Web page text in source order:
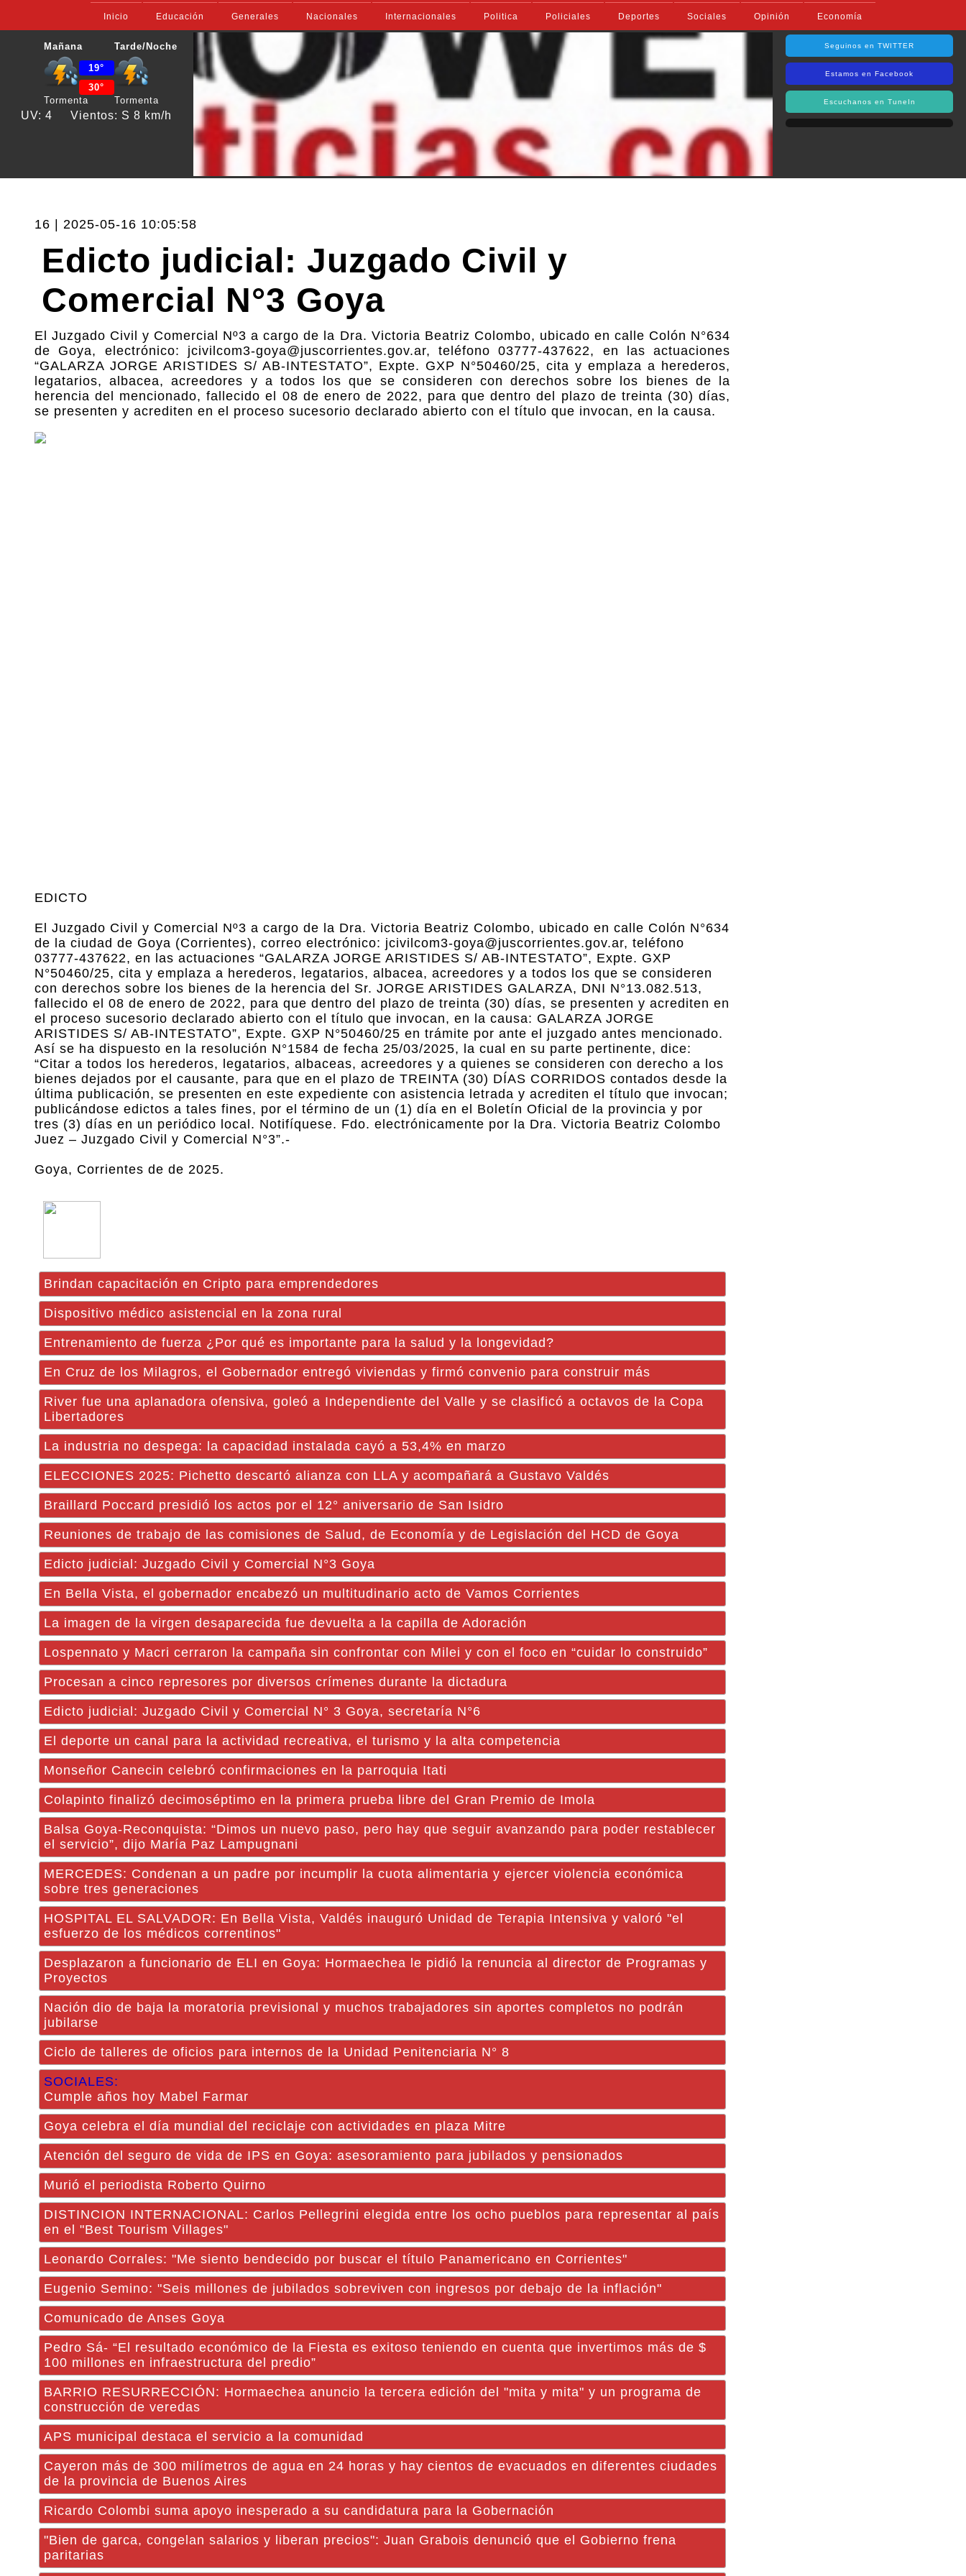
Inicio Educación Generales Nacionales Internacionales Politica Policiales Deportes Sociales Opinión Economía
Mañana
Tormenta
19°
30°
Tarde/Noche
Tormenta
UV: 4 Vientos: S 8 km/h
Seguinos en TWITTER
Estamos en Facebook
Escuchanos en TuneIn
16 | 2025-05-16 10:05:58
Edicto judicial: Juzgado Civil y
Comercial N°3 Goya
El Juzgado Civil y Comercial Nº3 a cargo de la Dra. Victoria Beatriz Colombo, ubicado en calle Colón N°634
de Goya, electrónico: jcivilcom3-goya@juscorrientes.gov.ar, teléfono 03777-437622, en las actuaciones
“GALARZA JORGE ARISTIDES S/ AB-INTESTATO”, Expte. GXP N°50460/25, cita y emplaza a herederos,
legatarios, albacea, acreedores y a todos los que se consideren con derechos sobre los bienes de la
herencia del mencionado, fallecido el 08 de enero de 2022, para que dentro del plazo de treinta (30) días,
se presenten y acrediten en el proceso sucesorio declarado abierto con el título que invocan, en la causa.
EDICTO
El Juzgado Civil y Comercial Nº3 a cargo de la Dra. Victoria Beatriz Colombo, ubicado en calle Colón N°634
de la ciudad de Goya (Corrientes), correo electrónico: jcivilcom3-goya@juscorrientes.gov.ar, teléfono
03777-437622, en las actuaciones “GALARZA JORGE ARISTIDES S/ AB-INTESTATO”, Expte. GXP
N°50460/25, cita y emplaza a herederos, legatarios, albacea, acreedores y a todos los que se consideren
con derechos sobre los bienes de la herencia del Sr. JORGE ARISTIDES GALARZA, DNI N°13.082.513,
fallecido el 08 de enero de 2022, para que dentro del plazo de treinta (30) días, se presenten y acrediten en
el proceso sucesorio declarado abierto con el título que invocan, en la causa: GALARZA JORGE
ARISTIDES S/ AB-INTESTATO”, Expte. GXP N°50460/25 en trámite por ante el juzgado antes mencionado.
Así se ha dispuesto en la resolución N°1584 de fecha 25/03/2025, la cual en su parte pertinente, dice:
“Citar a todos los herederos, legatarios, albaceas, acreedores y a quienes se consideren con derecho a los
bienes dejados por el causante, para que en el plazo de TREINTA (30) DÍAS CORRIDOS contados desde la
última publicación, se presenten en este expediente con asistencia letrada y acrediten el título que invocan;
publicándose edictos a tales fines, por el término de un (1) día en el Boletín Oficial de la provincia y por
tres (3) días en un periódico local. Notifíquese. Fdo. electrónicamente por la Dra. Victoria Beatriz Colombo
Juez – Juzgado Civil y Comercial N°3”.-
Goya, Corrientes de de 2025.
Brindan capacitación en Cripto para emprendedores
Dispositivo médico asistencial en la zona rural
Entrenamiento de fuerza ¿Por qué es importante para la salud y la longevidad?
En Cruz de los Milagros, el Gobernador entregó viviendas y firmó convenio para construir más
River fue una aplanadora ofensiva, goleó a Independiente del Valle y se clasificó a octavos de la Copa
Libertadores
La industria no despega: la capacidad instalada cayó a 53,4% en marzo
ELECCIONES 2025: Pichetto descartó alianza con LLA y acompañará a Gustavo Valdés
Braillard Poccard presidió los actos por el 12° aniversario de San Isidro
Reuniones de trabajo de las comisiones de Salud, de Economía y de Legislación del HCD de Goya
Edicto judicial: Juzgado Civil y Comercial N°3 Goya
En Bella Vista, el gobernador encabezó un multitudinario acto de Vamos Corrientes
La imagen de la virgen desaparecida fue devuelta a la capilla de Adoración
Lospennato y Macri cerraron la campaña sin confrontar con Milei y con el foco en “cuidar lo construido”
Procesan a cinco represores por diversos crímenes durante la dictadura
Edicto judicial: Juzgado Civil y Comercial N° 3 Goya, secretaría N°6
El deporte un canal para la actividad recreativa, el turismo y la alta competencia
Monseñor Canecin celebró confirmaciones en la parroquia Itati
Colapinto finalizó decimoséptimo en la primera prueba libre del Gran Premio de Imola
Balsa Goya-Reconquista: “Dimos un nuevo paso, pero hay que seguir avanzando para poder restablecer
el servicio”, dijo María Paz Lampugnani
MERCEDES: Condenan a un padre por incumplir la cuota alimentaria y ejercer violencia económica
sobre tres generaciones
HOSPITAL EL SALVADOR: En Bella Vista, Valdés inauguró Unidad de Terapia Intensiva y valoró "el
esfuerzo de los médicos correntinos"
Desplazaron a funcionario de ELI en Goya: Hormaechea le pidió la renuncia al director de Programas y
Proyectos
Nación dio de baja la moratoria previsional y muchos trabajadores sin aportes completos no podrán
jubilarse
Ciclo de talleres de oficios para internos de la Unidad Penitenciaria N° 8
SOCIALES:
Cumple años hoy Mabel Farmar
Goya celebra el día mundial del reciclaje con actividades en plaza Mitre
Atención del seguro de vida de IPS en Goya: asesoramiento para jubilados y pensionados
Murió el periodista Roberto Quirno
DISTINCION INTERNACIONAL: Carlos Pellegrini elegida entre los ocho pueblos para representar al país
en el "Best Tourism Villages"
Leonardo Corrales: "Me siento bendecido por buscar el título Panamericano en Corrientes"
Eugenio Semino: "Seis millones de jubilados sobreviven con ingresos por debajo de la inflación"
Comunicado de Anses Goya
Pedro Sá- “El resultado económico de la Fiesta es exitoso teniendo en cuenta que invertimos más de $
100 millones en infraestructura del predio”
BARRIO RESURRECCIÓN: Hormaechea anuncio la tercera edición del "mita y mita" y un programa de
construcción de veredas
APS municipal destaca el servicio a la comunidad
Cayeron más de 300 milímetros de agua en 24 horas y hay cientos de evacuados en diferentes ciudades
de la provincia de Buenos Aires
Ricardo Colombi suma apoyo inesperado a su candidatura para la Gobernación
"Bien de garca, congelan salarios y liberan precios": Juan Grabois denunció que el Gobierno frena
paritarias